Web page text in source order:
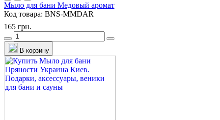
Мыло для бани Медовый аромат
Код товара: BNS-MMDAR
165 грн.
В корзину